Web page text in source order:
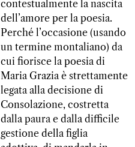
contestualmente la nascita
dell’amore per la poesia.
Perché l’occasione (usando
un termine montaliano) da
cui fiorisce la poesia di
Maria Grazia è strettamente
legata alla decisione di
Consolazione, costretta
dalla paura e dalla difficile
gestione della figlia